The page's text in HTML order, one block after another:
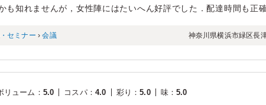
も知れませんが，女性陣にはたいへん好評でした．配達時間も正確
セミナー ›会議 神奈川県横浜市緑区長
リューム ： 5.0 コスパ： 4.0 彩り ：5.0 味：5.0